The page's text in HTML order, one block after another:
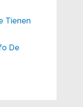
Tienen
De